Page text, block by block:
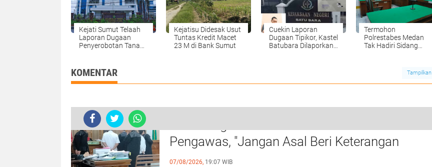
Kejati Sumut Telaah
Laporan Dugaan
Penyerobotan Tanah
Kejatisu Didesak Usut
Tuntas Kredit Macet
23 M di Bank Sumut
Cuekin Laporan
Dugaan Tipikor, Kastel
Batubara Dilaporkan
Termohon
Polrestabes Medan
Tak Hadiri Sidang
KOMENTAR Tampilkan
Pengawas, "Jangan Asal Beri Keterangan
Didepan Persidangan "
07/08/2026, 19:07 WIB